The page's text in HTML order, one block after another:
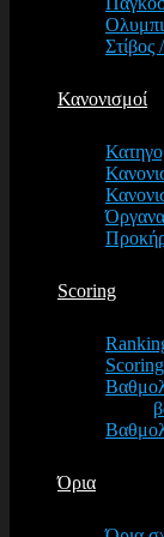
Κανονισμοί
Scoring
Όρια